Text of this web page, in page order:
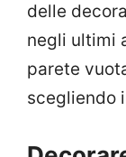
delle
negli ultimi
parete
scegliendo